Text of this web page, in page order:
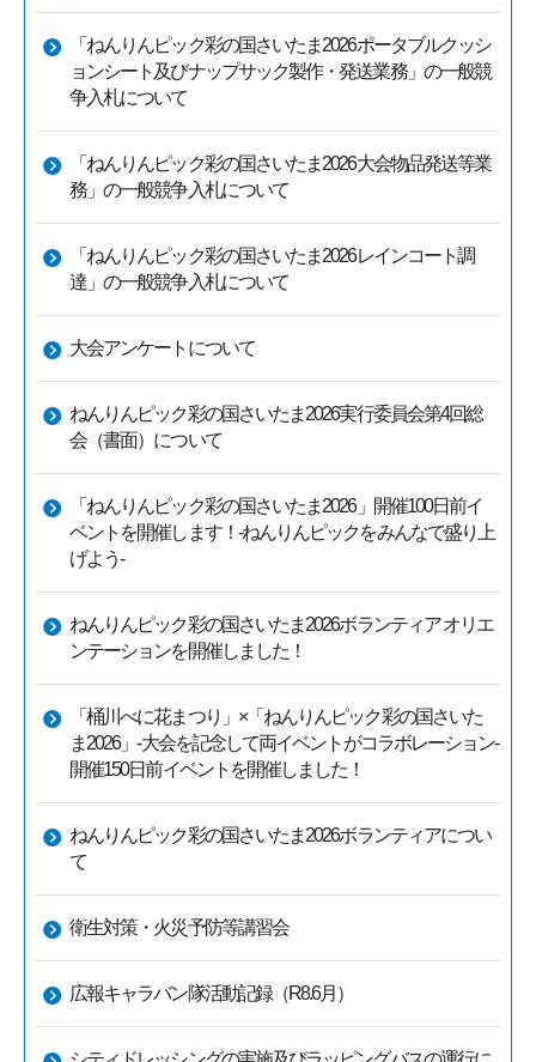
「ねんりんピック彩の国さいたま2026ポータブルクッシ
ョンシート及びナップサック製作・発送業務」の一般競
争入札について
「ねんりんピック彩の国さいたま2026大会物品発送等業
務」の一般競争入札について
「ねんりんピック彩の国さいたま2026レインコート調
達」の一般競争入札について
大会アンケートについて
ねんりんピック彩の国さいたま2026実行委員会第4回総
会（書面）について
「ねんりんピック彩の国さいたま2026」開催100日前イ
ベントを開催します！-ねんりんピックをみんなで盛り上
げよう-
ねんりんピック彩の国さいたま2026ボランティア オリエ
ンテーションを開催しました！
「桶川べに花まつり」×「ねんりんピック彩の国さいた
ま2026」-大会を記念して両イベントがコラボレーション-
開催150日前イベントを開催しました！
ねんりんピック彩の国さいたま2026ボランティアについ
て
衛生対策・火災予防等講習会
広報キャラバン隊活動記録（R8.6月）